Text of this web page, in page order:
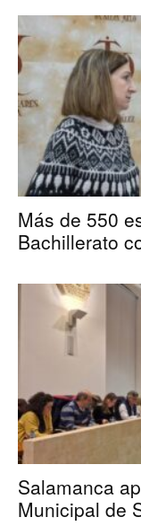
Más de 550
Bachillerato
Salamanca
Municipal de